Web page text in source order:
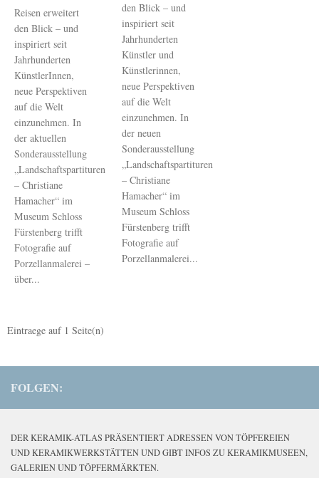
Reisen erweitert
den Blick – und
inspiriert seit
Jahrhunderten
KünstlerInnen,
neue Perspektiven
auf die Welt
einzunehmen. In
der aktuellen
Sonderausstellung
„Landschaftspartituren
– Christiane
Hamacher“ im
Museum Schloss
Fürstenberg trifft
Fotografie auf
Porzellanmalerei –
über...
den Blick – und
inspiriert seit
Jahrhunderten
Künstler und
Künstlerinnen,
neue Perspektiven
auf die Welt
einzunehmen. In
der neuen
Sonderausstellung
„Landschaftspartituren
– Christiane
Hamacher“ im
Museum Schloss
Fürstenberg trifft
Fotografie auf
Porzellanmalerei...
Eintraege auf 1 Seite(n)
FOLGEN:
DER KERAMIK-ATLAS PRÄSENTIERT ADRESSEN VON TÖPFEREIEN
UND KERAMIKWERKSTÄTTEN UND GIBT INFOS ZU KERAMIKMUSEEN,
GALERIEN UND TÖPFERMÄRKTEN.